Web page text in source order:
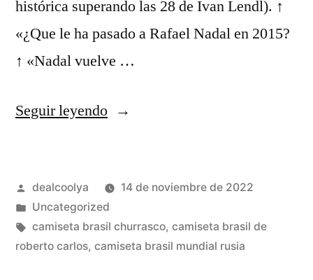
histórica superando las 28 de Ivan Lendl). ↑
«¿Que le ha pasado a Rafael Nadal en 2015?
↑ «Nadal vuelve …
Seguir leyendo«camiseta
neymar»
Publicado
por
dealcoolya
14 de noviembre de 2022
Publicado
en
Uncategorized
Etiquetas:
camiseta brasil churrasco, camiseta brasil de
roberto carlos, camiseta brasil mundial rusia